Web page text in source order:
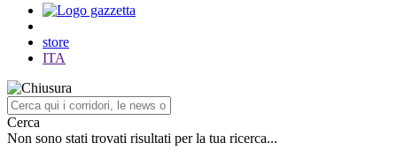
store
ITA
Cerca
Non sono stati trovati risultati per la tua ricerca...